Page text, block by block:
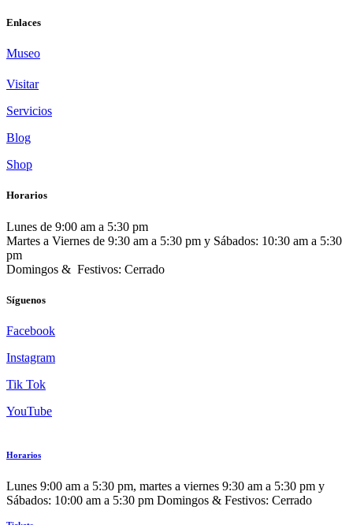
Enlaces
Museo
Visitar
Servicios
Blog
Shop
Horarios
Lunes de 9:00 am a 5:30 pm
Martes a Viernes de 9:30 am a 5:30 pm y Sábados: 10:30 am a 5:30
pm
Domingos & Festivos: Cerrado
Síguenos
Facebook
Instagram
Tik Tok
YouTube
Horarios
Lunes 9:00 am a 5:30 pm, martes a viernes 9:30 am a 5:30 pm y
Sábados: 10:00 am a 5:30 pm Domingos & Festivos: Cerrado